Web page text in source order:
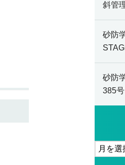
斜管
砂防
砂防
385
ア
ー